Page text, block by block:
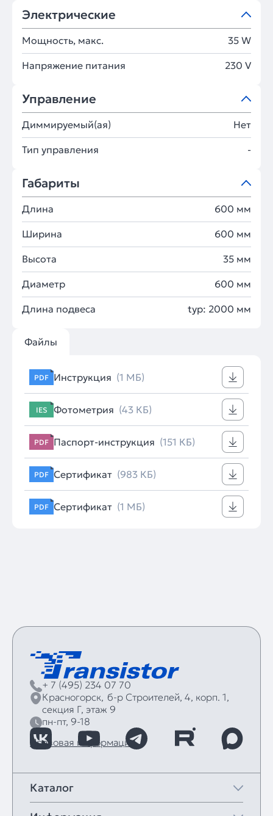
Электрические
Мощность, макс. 35 W
Напряжение питания 230 V
Управление
Диммируемый(ая) Нет
Тип управления -
Габариты
Длина 600 мм
Ширина 600 мм
Высота 35 мм
Диаметр 600 мм
Длина подвеса typ: 2000 мм
Файлы
PDF Инструкция (1 МБ)
IES Фотометрия (43 КБ)
PDF Паспорт-инструкция (151 КБ)
PDF Сертификат (983 КБ)
PDF Сертификат (1 МБ)
+ 7 (495) 234 07 70
Красногорск, б‑р Строителей, 4, корп. 1,
секция Г, этаж 9
пн-пт, 9-18
Правовая информация
Каталог